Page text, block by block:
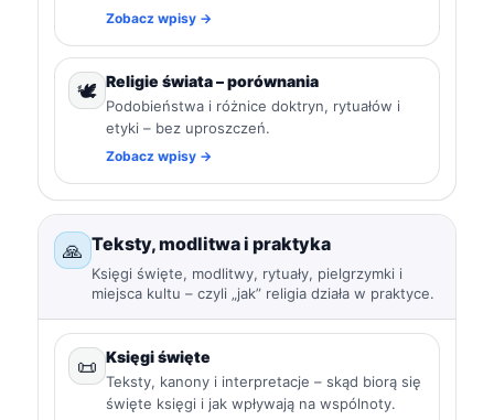
Zobacz wpisy →
🕊️ Religie świata – porównania
Podobieństwa i różnice doktryn, rytuałów i
etyki – bez uproszczeń.
Zobacz wpisy →
🙏 Teksty, modlitwa i praktyka
Księgi święte, modlitwy, rytuały, pielgrzymki i
miejsca kultu – czyli „jak” religia działa w praktyce.
📜 Księgi święte
Teksty, kanony i interpretacje – skąd biorą się
święte księgi i jak wpływają na wspólnoty.